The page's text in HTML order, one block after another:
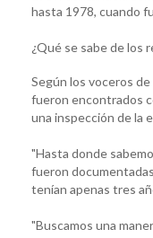
hasta 1978, cuando
¿Qué se sabe de los
Según los voceros
fueron encontrados
una inspección de la
"Hasta donde
fueron
tenían apenas tres
"Buscamos una